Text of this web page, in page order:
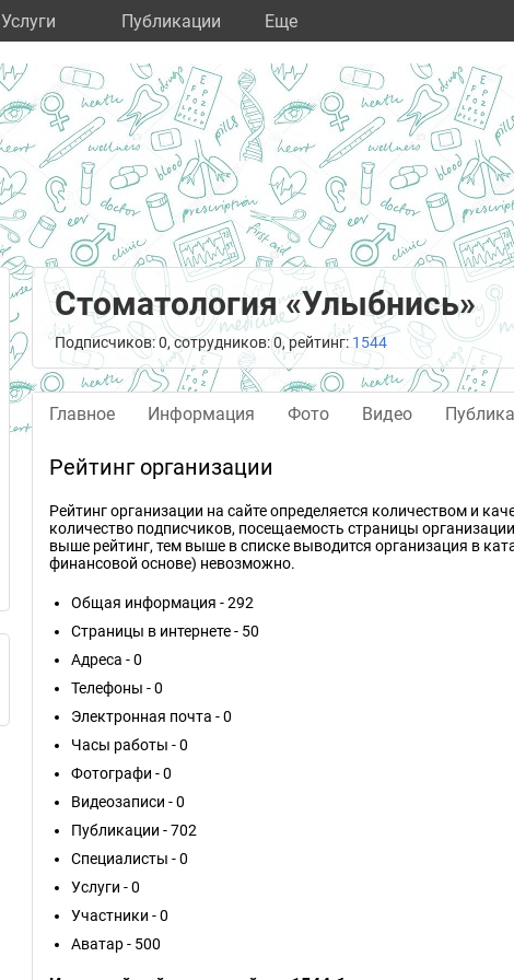
Услуги Публикации Eще
Стоматология «Улыбнись»
Подписчиков: 0, сотрудников: 0, рейтинг: 1544
Главное Информация Фото Видео
Рейтинг организации
Рейтинг организации на сайте определяется количеством и
количество подписчиков, посещаемость страницы
выше рейтинг, тем выше в списке выводится организация в
финансовой основе) невозможно.
Общая информация - 292
Страницы в интернете - 50
Адреса - 0
Телефоны - 0
Электронная почта - 0
Часы работы - 0
Фотографи - 0
Видеозаписи - 0
Публикации - 702
Специалисты - 0
Услуги - 0
Участники - 0
Аватар - 500